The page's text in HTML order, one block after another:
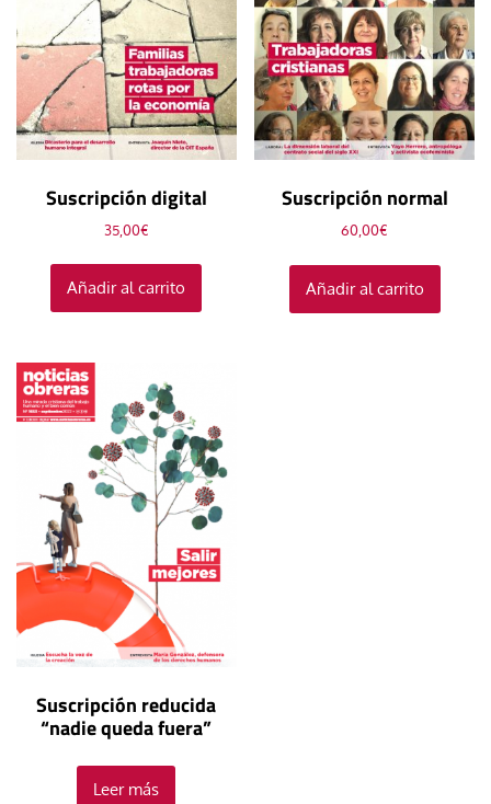
Suscripción digital
35,00€
Añadir al carrito
Suscripción normal
60,00€
Añadir al carrito
Suscripción reducida
“nadie queda fuera”
Leer más